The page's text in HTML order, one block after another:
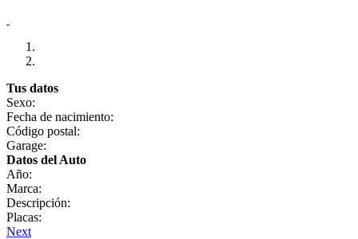
Tus datos
Sexo:
Fecha de nacimiento:
Código postal:
Garage:
Datos del Auto
Año:
Marca:
Descripción:
Placas:
Next